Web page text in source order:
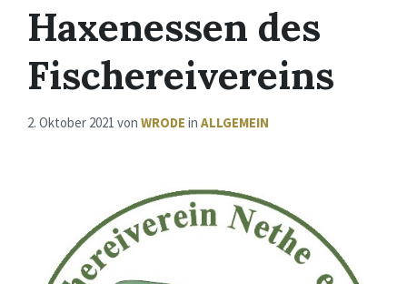
Haxenessen des
Fischereivereins
2. Oktober 2021 von WRODE in ALLGEMEIN